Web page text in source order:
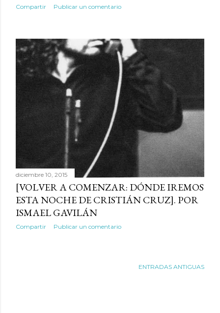
Compartir Publicar un comentario
diciembre 10, 2015
[VOLVER A COMENZAR: DÓNDE IREMOS
ESTA NOCHE DE CRISTIÁN CRUZ]. POR
ISMAEL GAVILÁN
Compartir Publicar un comentario
ENTRADAS ANTIGUAS